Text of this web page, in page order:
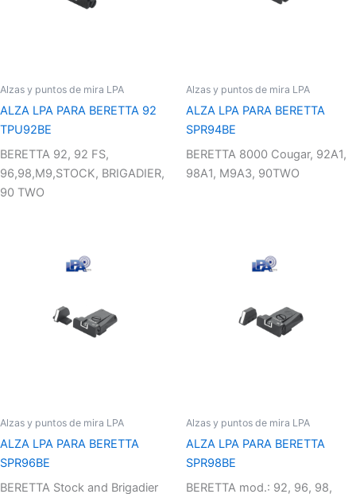
Alzas y puntos de mira LPA
ALZA LPA PARA BERETTA 92
TPU92BE
BERETTA 92, 92 FS,
96,98,M9,STOCK, BRIGADIER,
90 TWO
Alzas y puntos de mira LPA
ALZA LPA PARA BERETTA
SPR94BE
BERETTA 8000 Cougar, 92A1,
98A1, M9A3, 90TWO
Alzas y puntos de mira LPA
ALZA LPA PARA BERETTA
SPR96BE
BERETTA Stock and Brigadier
Alzas y puntos de mira LPA
ALZA LPA PARA BERETTA
SPR98BE
BERETTA mod.: 92, 96, 98,